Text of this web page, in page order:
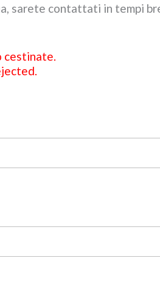
sarete contattati in tempi
cestinate.